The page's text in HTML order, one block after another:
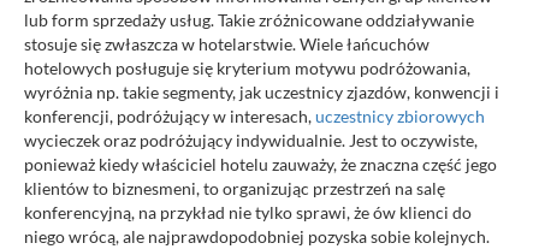
lub form sprzedaży usług. Takie zróżnicowane oddziaływanie
stosuje się zwłaszcza w hotelarstwie. Wiele łańcuchów
hotelowych posługuje się kryterium motywu podróżowania,
wyróżnia np. takie segmenty, jak uczestnicy zjazdów, konwencji i
konferencji, podróżujący w interesach,uczestnicy zbiorowych
wycieczek oraz podróżujący indywidualnie. Jest to oczywiste,
ponieważ kiedy właściciel hotelu zauważy, że znaczna część jego
klientów to biznesmeni, to organizując przestrzeń na salę
konferencyjną, na przykład nie tylko sprawi, że ów klienci do
niego wrócą, ale najprawdopodobniej pozyska sobie kolejnych.